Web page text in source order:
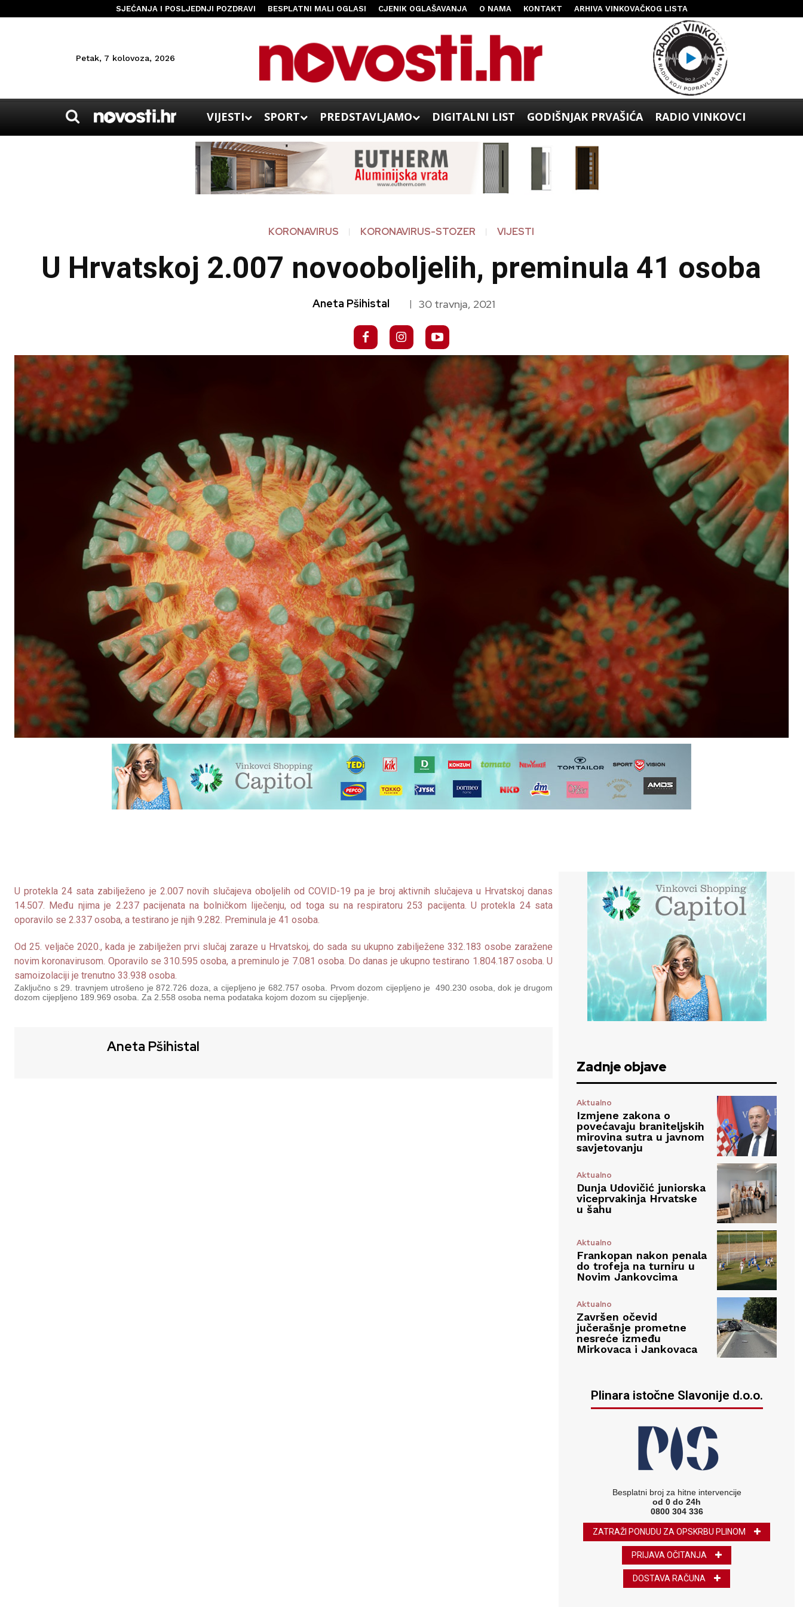
SJEĆANJA I POSLJEDNJI POZDRAVI BESPLATNI MALI OGLASI CJENIK OGLAŠAVANJA O NAMA KONTAKT ARHIVA VINKOVAČKOG LISTA
Petak, 7 kolovoza, 2026
VIJESTI SPORT PREDSTAVLJAMO DIGITALNI LIST GODIŠNJAK PRVAŠIĆA RADIO VINKOVCI
KORONAVIRUS KORONAVIRUS-STOZER VIJESTI
U Hrvatskoj 2.007 novooboljelih, preminula 41 osoba
Aneta Pšihistal | 30 travnja, 2021
U protekla 24 sata zabilježeno je 2.007 novih slučajeva oboljelih od COVID-19 pa je broj aktivnih slučajeva u Hrvatskoj danas
14.507. Među njima je 2.237 pacijenata na bolničkom liječenju, od toga su na respiratoru 253 pacijenta. U protekla 24 sata
oporavilo se 2.337 osoba, a testirano je njih 9.282. Preminula je 41 osoba.
Od 25. veljače 2020., kada je zabilježen prvi slučaj zaraze u Hrvatskoj, do sada su ukupno zabilježene 332.183 osobe zaražene
novim koronavirusom. Oporavilo se 310.595 osoba, a preminulo je 7.081 osoba. Do danas je ukupno testirano 1.804.187 osoba. U
samoizolaciji je trenutno 33.938 osoba.
Zaključno s 29. travnjem utrošeno je 872.726 doza, a cijepljeno je 682.757 osoba. Prvom dozom cijepljeno je 490.230 osoba, dok je drugom
dozom cijepljeno 189.969 osoba. Za 2.558 osoba nema podataka kojom dozom su cijepljenje.
Aneta Pšihistal
Zadnje objave
Aktualno
Izmjene zakona o
povećavaju braniteljskih
mirovina sutra u javnom
savjetovanju
Aktualno
Dunja Udovičić juniorska
viceprvakinja Hrvatske
u šahu
Aktualno
Frankopan nakon penala
do trofeja na turniru u
Novim Jankovcima
Aktualno
Završen očevid
jučerašnje prometne
nesreće između
Mirkovaca i Jankovaca
Plinara istočne Slavonije d.o.o.
Besplatni broj za hitne intervencije
od 0 do 24h
0800 304 336
ZATRAŽI PONUDU ZA OPSKRBU PLINOM
PRIJAVA OČITANJA
DOSTAVA RAČUNA